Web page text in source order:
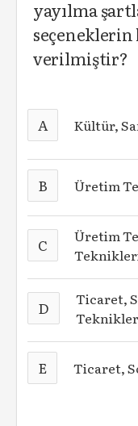
yayılma
verilmiştir?
A Kültür,
B Üretim
C
Üretim
D
Ticaret,
E Ticaret,